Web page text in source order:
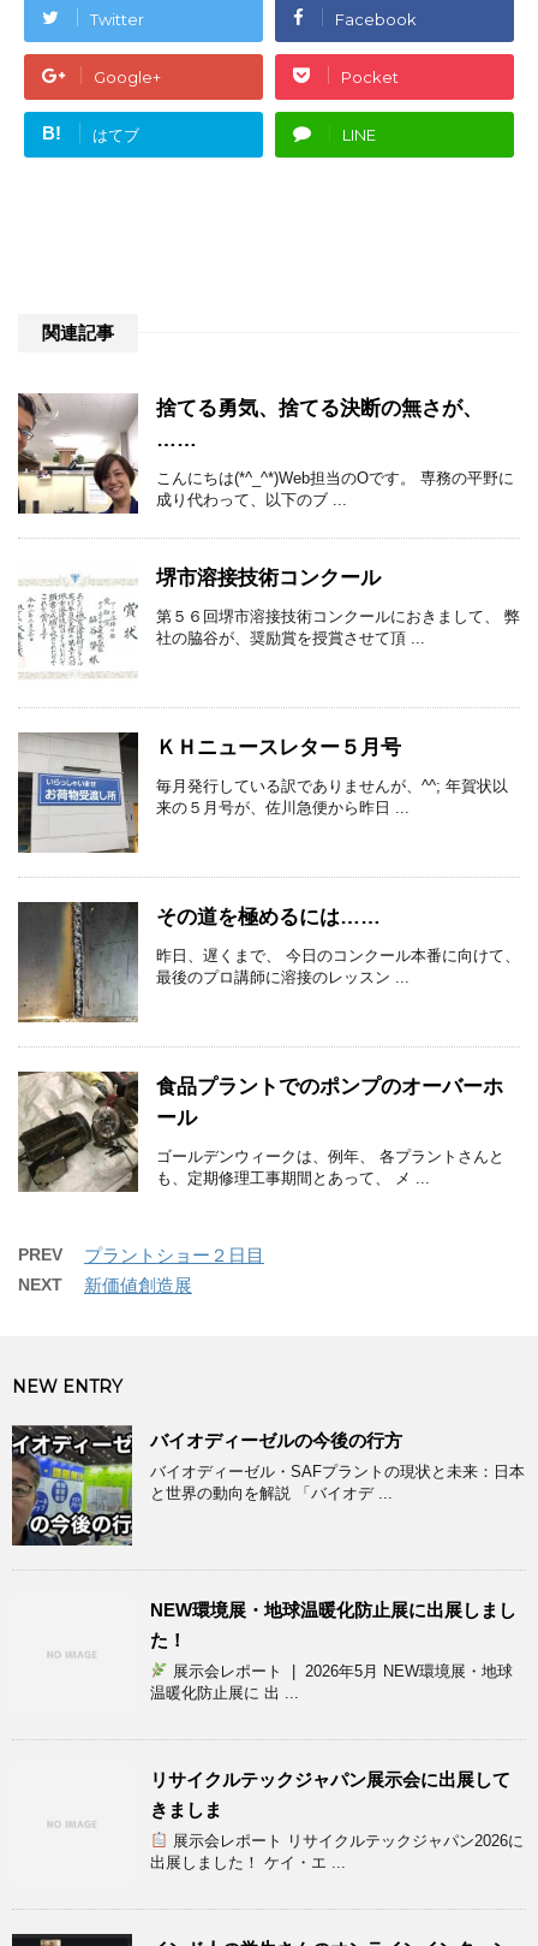
Twitter Facebook
Google+ Pocket
B! はてブ LINE
関連記事
捨てる勇気、捨てる決断の無さが、
……
こんにちは(*^_^*)Web担当のOです。 専務の平野に
成り代わって、以下のブ ...
堺市溶接技術コンクール
第５６回堺市溶接技術コンクールにおきまして、 弊
社の脇谷が、奨励賞を授賞させて頂 ...
ＫＨニュースレター５月号
毎月発行している訳でありませんが、^^; 年賀状以
来の５月号が、佐川急便から昨日 ...
その道を極めるには……
昨日、遅くまで、 今日のコンクール本番に向けて、
最後のプロ講師に溶接のレッスン ...
食品プラントでのポンプのオーバーホ
ール
ゴールデンウィークは、例年、 各プラントさんと
も、定期修理工事期間とあって、 メ ...
PREV プラントショー２日目
NEXT 新価値創造展
NEW ENTRY
バイオディーゼルの今後の行方
バイオディーゼル・SAFプラントの現状と未来：日本
と世界の動向を解説 「バイオデ ...
NEW環境展・地球温暖化防止展に出展しまし
た！
展示会レポート | 2026年5月 NEW環境展・地球
温暖化防止展に 出 ...
リサイクルテックジャパン展示会に出展して
きましま
展示会レポート リサイクルテックジャパン2026に
出展しました！ ケイ・エ ...